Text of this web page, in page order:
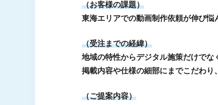
（お客様の課題）
東海エリアでの動画制作依頼が伸び
（受注までの経緯）
地域の特性からデジタル施策だけで
掲載内容や仕様の細部にまでこだわ
（ご提案内容）